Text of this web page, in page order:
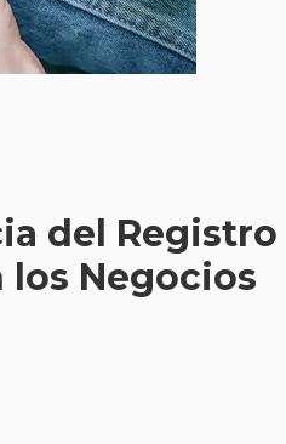
del Registro
los Negocios